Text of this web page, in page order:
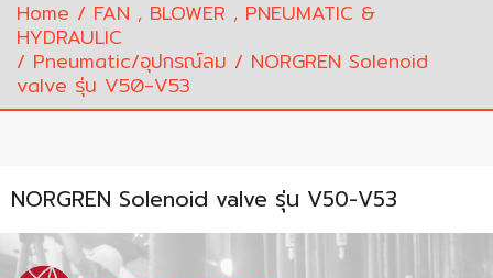
บำบัด
น้ำ
เสีย,
ปั๊ม
&
Antipollution
Home / FAN , BLOWER , PNEUMATIC &
HYDRAULIC
/ Pneumatic/อุปกรณ์ลม / NORGREN Solenoid
valve รุ่น V50-V53
NORGREN Solenoid valve รุ่น V50-V53